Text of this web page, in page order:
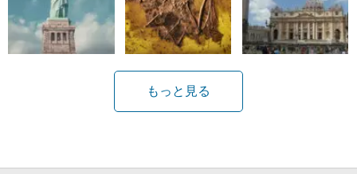
もっと見る